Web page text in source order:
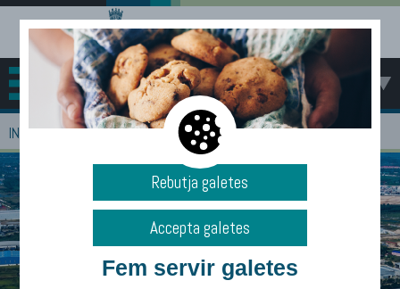
MENÚ
INICI > EMPRESES
Rebutja galetes
Accepta galetes
Fem servir galetes